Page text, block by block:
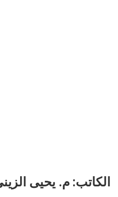
الكاتب: م. يحيى